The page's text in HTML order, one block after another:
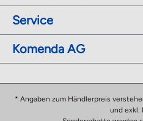
Service
Komenda AG
* Angaben zum Händlerpreis
und exkl.